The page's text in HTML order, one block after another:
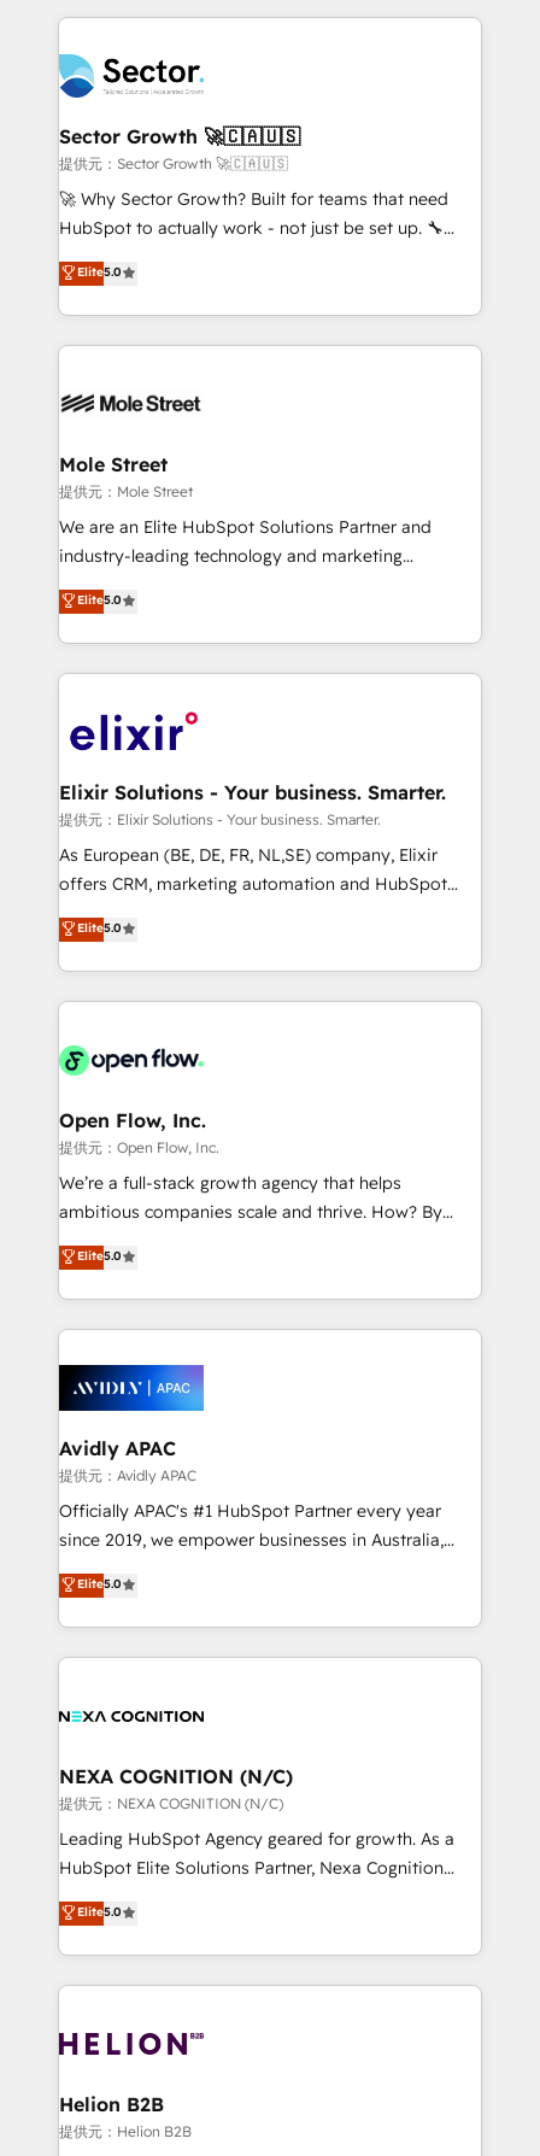
empresas em 13 países utilizam a Nexforce. Somos
a maior parceira da HubSpot na América Latina e
líder no ranking global de sucesso do cliente da
HubSpot.
integrations, custom CMS portal development,
businesses. Our teams are based in North America
and APAC. We are HubSpot's top-ranked Advanced
Implementation Certified Partner and we contribute
to their advisory council. We strive to do 'good work
with good people' and have worked with incredible
brands. You can see some of them on our website,
Sector Growth 🚀🇨🇦🇺🇸
提供元：Sector Growth 🚀🇨🇦🇺🇸
🚀 Why Sector Growth? Built for teams that need
HubSpot to actually work - not just be set up. 🔧
HubSpot Experts: Onboarding, migrations,
automation, and training built for adoption. ⚡ Highly
Technical Execution: ERP, EMR and Custom
Integrations; complex builds delivered in weeks, not
workflows; automation agents; process optimization
Healthcare: HIPAA implementations; secure data
workflows 💼 Financial Services: compliant
workflows; audit-ready reporting ⚖️ Legal: client
intake; pipeline and document workflows 🛒 E-
revenue automation 🏢 Real Estate: deal pipelines;
portfolio and lifecycle management 🏭
HIPAA-aware; CASL-compliant; GDPR-ready
implementations where required 💡 Why 500+
built to scale.
Elite5.0
Mole Street
提供元：Mole Street
We are an Elite HubSpot Solutions Partner and
industry-leading technology and marketing
consultancy. Our focus is on enterprise and mid-
market B2B companies globally that want a strategic
approach to execute their goals through creative
applications of our solutions; Technical HubSpot
Design, Migrations + Integrations. Mole Street’s
greatness, which is achieved through creating
absolute clarity, derived from a well-defined
strategy, executed well, and reported on with clear
results. The culture is driven by core values; Joy, Grit,
Mindedness, and Clarity. We are driven to win for the
collective good of the company and its clientele, and
things are happening.
Elite5.0
Elixir Solutions - Your business. Smarter.
提供元：Elixir Solutions - Your business. Smarter.
As European (BE, DE, FR, NL,SE) company, Elixir
offers CRM, marketing automation and HubSpot
integration products and services to mid-market
and enterprise customers. We ensure that your sales,
service and marketing department operates in the
most effective way, while at the same time
integrated buyers journey. Elixir is located in
and Stockholm Elixir is a first mover and leader
when it comes to HubSpot sales and service
implementations, highly renowned for our business
acumen, process (re-)design experience and a
integrate HubSpot with complex solutions like SAP,
MicroSoft, custom solutions,... Our company also has
execution, CPQ, customer portals and HubSpot CMS
Elite5.0
Open Flow, Inc.
提供元：Open Flow, Inc.
We’re a full-stack growth agency that helps
ambitious companies scale and thrive. How? By
upgrading and streamlining every single revenue-
generating aspect of your business. We’re proud
HubSpot Elite Solutions Partners and devout CRM
nerds who can harness HubSpot’s custom digital
experience. Working hand-in-hand with your team,
we’ll assemble a RevOps machine that drives more
traffic, generates better leads and crushes your
revenue goals. We've worked with thousands of
HubSpot customers and we'd love to work with you
too! Clients come to us for: Advanced CRM solutions
HubSpot Data System Migrations between systems
to HubSpot New lead generation strategies Time-
Elite5.0
Avidly APAC
提供元：Avidly APAC
Officially APAC's #1 HubSpot Partner every year
since 2019, we empower businesses in Australia,
New Zealand, and globally to realise their full
potential through enterprise HubSpot CRM
implementation. And we deliver best practice across
the whole HubSpot platform, covering marketing,
all businesses, from start-up to Enterprise, and have
the world. Our human approach to digital
transformation is designed for businesses who want
to grow. And we're passionate about APAC
businesses leading the world in technology, agility
record migrating businesses from CRM & Marketing
Platforms such as Salesforce, Dynamics, Pipedrive,
with attract and retain customers, manage their
business people and processes, and how they
Elite5.0
NEXA COGNITION (N/C)
提供元：NEXA COGNITION (N/C)
Leading HubSpot Agency geared for growth. As a
HubSpot Elite Solutions Partner, Nexa Cognition
ranks in the top 1% of global HubSpot Partners and
has been one of the longest-standing partners since
2012. We empower businesses to harness the full
potential of HubSpot by combining strategic
bespoke HubSpot solutions tailored to drive
Choose Nexa Cognition? 🚀 HubSpot Expertise: Our
certified team specialises in CRM implementation,
Elite5.0
Helion B2B
提供元：Helion B2B